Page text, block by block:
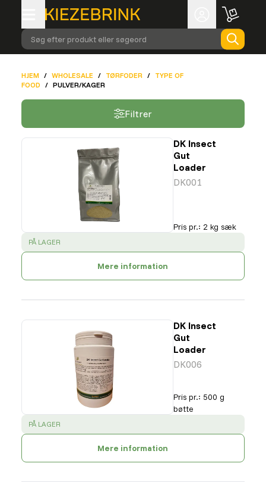
Søg efter produkt eller søgeord
HJEM / WHOLESALE / TØRFODER / TYPE OF
FOOD / PULVER/KAGER
Filtrer
DK Insect
Gut
Loader
DK001
Pris pr.: 2 kg sæk
SUCCESS
PÅ LAGER
Mere information
DK Insect
Gut
Loader
DK006
Pris pr.: 500 g
bøtte
SUCCESS
PÅ LAGER
Mere information